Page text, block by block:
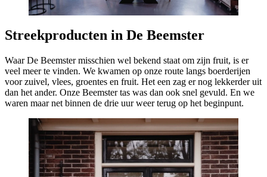
Streekproducten in De Beemster
Waar De Beemster misschien wel bekend staat om zijn fruit, is er
veel meer te vinden. We kwamen op onze route langs boerderijen
voor zuivel, vlees, groentes en fruit. Het een zag er nog lekkerder uit
dan het ander. Onze Beemster tas was dan ook snel gevuld. En we
waren maar net binnen de drie uur weer terug op het beginpunt.